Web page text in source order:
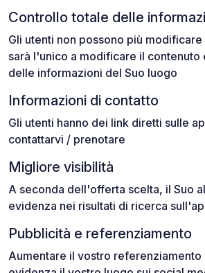
Controllo totale delle
Gli utenti non possono più
sarà l'unico a modificare il
delle informazioni del Suo luogo
Informazioni di contatto
Gli utenti hanno dei link diretti sulle
contattarvi / prenotare
Migliore visibilità
A seconda dell'offerta scelta, il Suo
evidenza nei risultati di ricerca
Pubblicità e referenziamento
Aumentare il vostro referenziamento